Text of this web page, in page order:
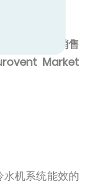
的冷风机销售
Market
机系统能效的